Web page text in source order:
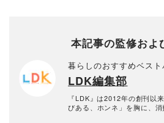
本記事の監修およ
暮らしのおすすめベスト
LDK編集部
『LDK』は2012年の創刊以
びある、ホンネ」を胸に、